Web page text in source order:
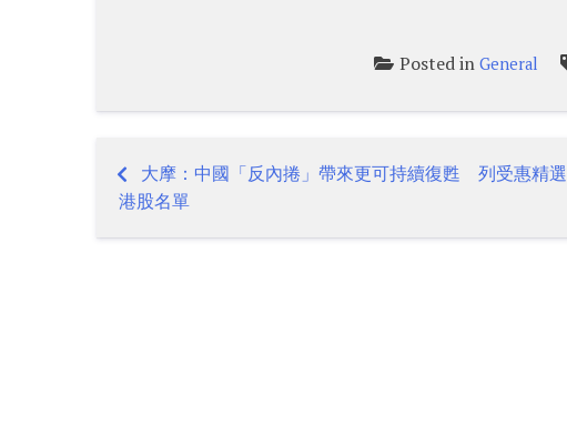
Posted inGeneral
Post
navigation
大摩：中國「反內捲」帶來更可持續復甦 列受惠精選
港股名單